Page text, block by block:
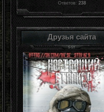
Ответов: 238
Друзья сайта